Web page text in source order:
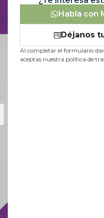
Habla con
Déjanos
Al completar el formulario
aceptas nuestra política de